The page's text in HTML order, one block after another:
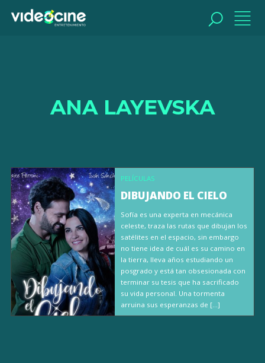
ANA LAYEVSKA
PELÍCULAS
DIBUJANDO EL CIELO
Sofía es una experta en mecánica
celeste, traza las rutas que dibujan los
satélites en el espacio, sin embargo
no tiene idea de cuál es su camino en
la tierra, lleva años estudiando un
posgrado y está tan obsesionada con
terminar su tesis que ha sacrificado
su vida personal. Una tormenta
arruina sus esperanzas de […]